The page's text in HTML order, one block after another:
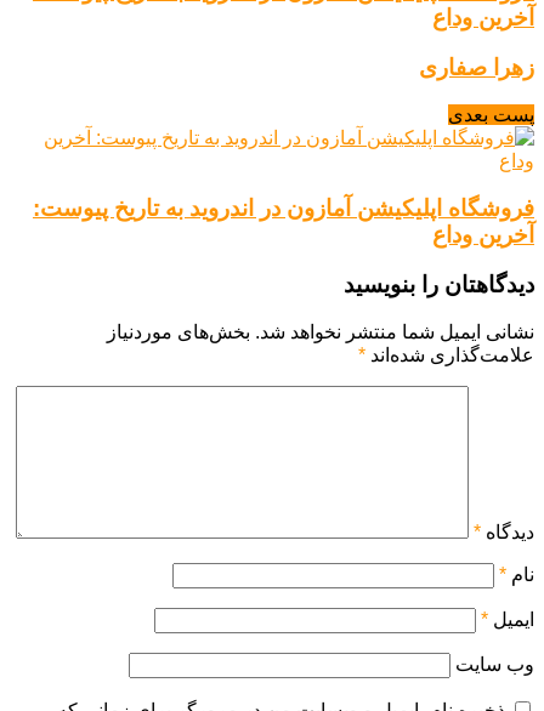
آخرین وداع
زهرا صفاری
پست بعدی
فروشگاه اپلیکیشن آمازون در اندروید به تاریخ پیوست:
آخرین وداع
دیدگاهتان را بنویسید
نشانی ایمیل شما منتشر نخواهد شد. بخش‌های موردنیاز
علامت‌گذاری شده‌اند *
دیدگاه *
نام *
ایمیل *
وب‌ سایت